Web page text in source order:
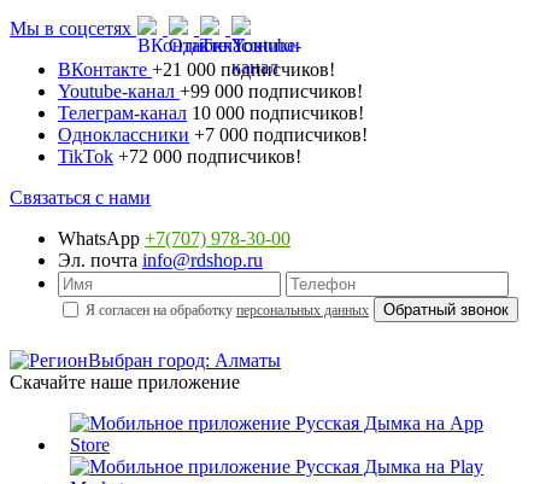
Мы в соцсетях
ВКонтакте +21 000 подписчиков!
Youtube-канал +99 000 подписчиков!
Телеграм-канал 10 000 подписчиков!
Одноклассники +7 000 подписчиков!
TikTok +72 000 подписчиков!
Связаться с нами
WhatsApp +7(707) 978-30-00
Эл. почта info@rdshop.ru
Я согласен на обработку персональных данных
Выбран город: Алматы
Скачайте наше приложение